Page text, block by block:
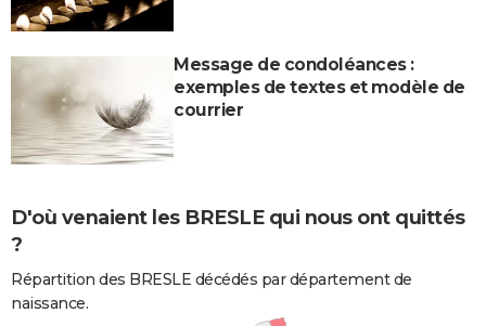
Message de condoléances :
exemples de textes et modèle de
courrier
D'où venaient les BRESLE qui nous ont quittés
?
Répartition des BRESLE décédés par département de
naissance.